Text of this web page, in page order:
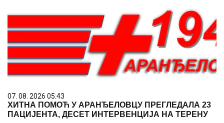
07. 08. 2026 05:43
ХИТНА ПОМОЋ У АРАНЂЕЛОВЦУ ПРЕГЛЕДАЛА 23
ПАЦИЈЕНТА, ДЕСЕТ ИНТЕРВЕНЦИЈА НА ТЕРЕНУ